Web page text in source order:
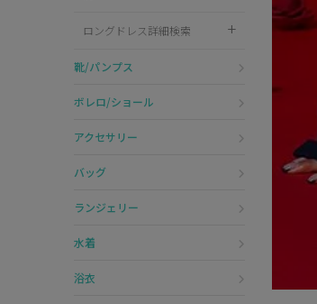
ロングドレス詳細検索
靴/パンプス
ボレロ/ショール
アクセサリー
バッグ
ランジェリー
水着
浴衣